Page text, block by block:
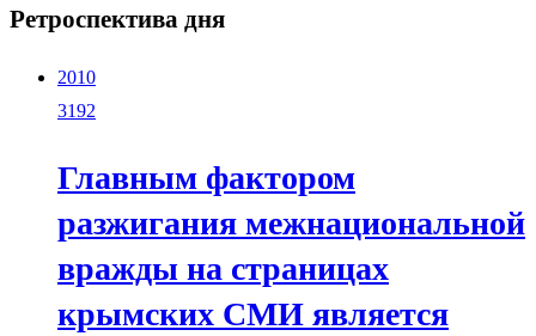
Ретроспектива дня
2010
3192
Главным фактором
разжигания межнациональной
вражды на страницах
крымских СМИ является